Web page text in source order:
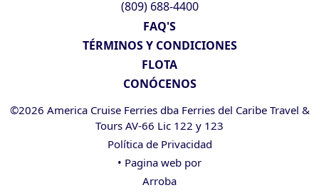
(809) 688-4400
FAQ'S
TÉRMINOS Y CONDICIONES
FLOTA
CONÓCENOS
©2026 America Cruise Ferries dba Ferries del Caribe Travel &
Tours AV-66 Lic 122 y 123
Política de Privacidad
• Pagina web por
Arroba